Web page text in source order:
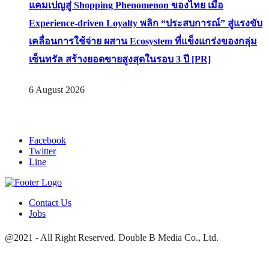
แคมเปญสู่ Shopping Phenomenon ของไทย เมื่อ
Experience-driven Loyalty พลิก “ประสบการณ์” สู่แรงขับ
เคลื่อนการใช้จ่าย ผสาน Ecosystem ที่แข็งแกร่งของกลุ่ม
เซ็นทรัล สร้างยอดขายสูงสุดในรอบ 3 ปี [PR]
6 August 2026
Facebook
Twitter
Line
Contact Us
Jobs
@2021 - All Right Reserved. Double B Media Co., Ltd.